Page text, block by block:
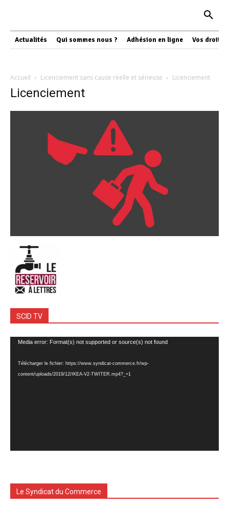
Actualités Qui sommes nous ? Adhésion en ligne Vos droits
Accueil Licenciement sans cause réelle et sérieuse Licenciement
Licenciement
SCID TV
Lecteur
Media error: Format(s) not supported or source(s) not found
Télécharger le fichier: https://www.syndicat-commerce.fr/wp-
content/uploads/2019/12/IKEA-V2-TWITER.mp4?_=1
Le Syndicat du Commerce